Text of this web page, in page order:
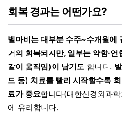
회복 경과는 어떤가요?
벨마비는 대부분 수주~수개월에
거의 회복되지만, 일부는 약함·
같이 움직임)이 남기도 합니다.
드 등) 치료를 빨리 시작할수록
료가 중요합니다(대한신경외과
에 유리합니다.